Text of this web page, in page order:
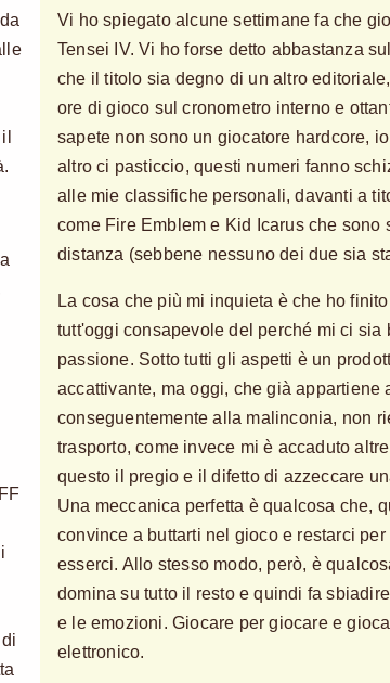
Vi ho spiegato alcune settimane fa che
Tensei IV. Vi ho forse detto abbastanza
che il titolo sia degno di un altro
ore di gioco sul cronometro interno e
sapete non sono un giocatore hardcore,
altro ci pasticcio, questi numeri fanno
alle mie classifiche personali, davanti a
come Fire Emblem e Kid Icarus che sono
distanza (sebbene nessuno dei due sia
La cosa che più mi inquieta è che ho
tutt'oggi consapevole del perché mi ci sia
passione. Sotto tutti gli aspetti è un
accattivante, ma oggi, che già appartiene
conseguentemente alla malinconia, non
trasporto, come invece mi è accaduto
questo il pregio e il difetto di azzeccare
Una meccanica perfetta è qualcosa che,
convince a buttarti nel gioco e restarci
esserci. Allo stesso modo, però, è
domina su tutto il resto e quindi fa
e le emozioni. Giocare per giocare e
elettronico.